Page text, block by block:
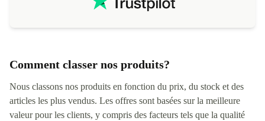
Comment classer nos produits?
Nous classons nos produits en fonction du prix, du stock et des
articles les plus vendus. Les offres sont basées sur la meilleure
valeur pour les clients, y compris des facteurs tels que la qualité